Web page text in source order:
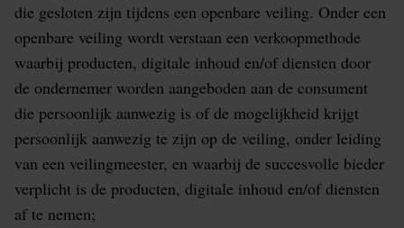
die gesloten zijn tijdens een openbare veiling. Onder een
openbare veiling wordt verstaan een verkoopmethode
waarbij producten, digitale inhoud en/of diensten door
de ondernemer worden aangeboden aan de consument
die persoonlijk aanwezig is of de mogelijkheid krijgt
persoonlijk aanwezig te zijn op de veiling, onder leiding
van een veilingmeester, en waarbij de succesvolle bieder
verplicht is de producten, digitale inhoud en/of diensten
af te nemen;